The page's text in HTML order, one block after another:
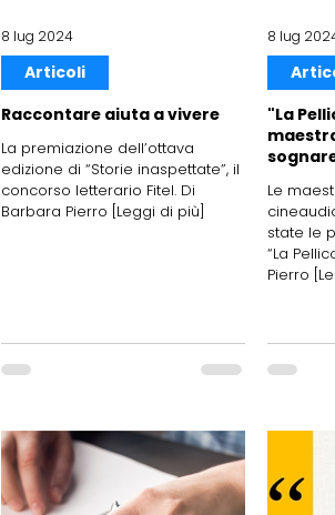
Raccontare aiuta a vivere
La premiazione dell’ottava
edizione di “Storie inaspettate”, il
concorso letterario Fitel. Di
Barbara Pierro [Leggi di più]
Articoli
8 lug 2024
"La
Le
state le
“La
Pierro
8 lug